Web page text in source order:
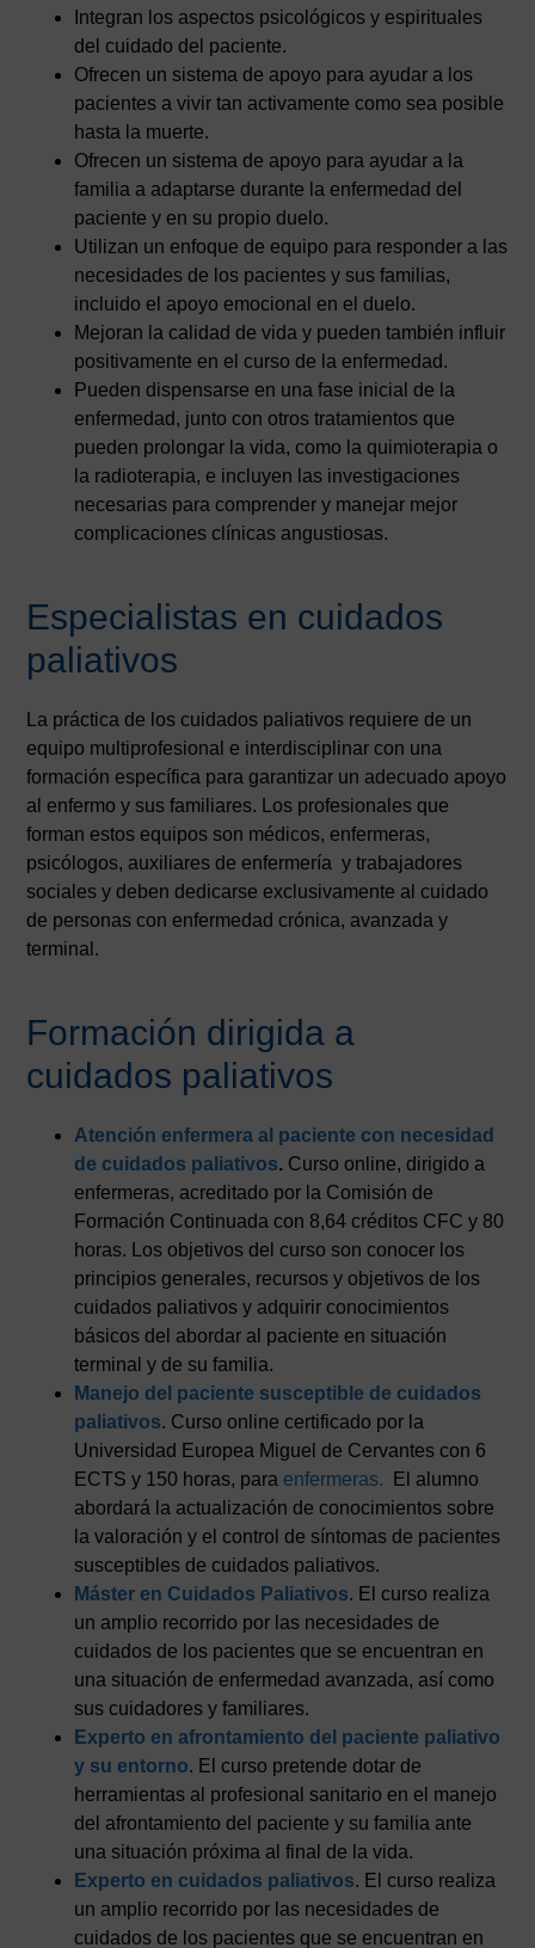
Integran los aspectos psicológicos y espirituales
del cuidado del paciente.
Ofrecen un sistema de apoyo para ayudar a los
pacientes a vivir tan activamente como sea posible
hasta la muerte.
Ofrecen un sistema de apoyo para ayudar a la
familia a adaptarse durante la enfermedad del
paciente y en su propio duelo.
Utilizan un enfoque de equipo para responder a las
necesidades de los pacientes y sus familias,
incluido el apoyo emocional en el duelo.
Mejoran la calidad de vida y pueden también influir
positivamente en el curso de la enfermedad.
Pueden dispensarse en una fase inicial de la
enfermedad, junto con otros tratamientos que
pueden prolongar la vida, como la quimioterapia o
la radioterapia, e incluyen las investigaciones
necesarias para comprender y manejar mejor
complicaciones clínicas angustiosas.
Especialistas en cuidados
paliativos
La práctica de los cuidados paliativos requiere de un
equipo multiprofesional e interdisciplinar con una
formación específica para garantizar un adecuado apoyo
al enfermo y sus familiares. Los profesionales que
forman estos equipos son médicos, enfermeras,
psicólogos, auxiliares de enfermería y trabajadores
sociales y deben dedicarse exclusivamente al cuidado
de personas con enfermedad crónica, avanzada y
terminal.
Formación dirigida a
cuidados paliativos
Atención enfermera al paciente con necesidad
de cuidados paliativos. Curso online, dirigido a
enfermeras, acreditado por la Comisión de
Formación Continuada con 8,64 créditos CFC y 80
horas. Los objetivos del curso son conocer los
principios generales, recursos y objetivos de los
cuidados paliativos y adquirir conocimientos
básicos del abordar al paciente en situación
terminal y de su familia.
Manejo del paciente susceptible de cuidados
paliativos. Curso online certificado por la
Universidad Europea Miguel de Cervantes con 6
ECTS y 150 horas, para enfermeras. El alumno
abordará la actualización de conocimientos sobre
la valoración y el control de síntomas de pacientes
susceptibles de cuidados paliativos.
Máster en Cuidados Paliativos. El curso realiza
un amplio recorrido por las necesidades de
cuidados de los pacientes que se encuentran en
una situación de enfermedad avanzada, así como
sus cuidadores y familiares.
Experto en afrontamiento del paciente paliativo
y su entorno. El curso pretende dotar de
herramientas al profesional sanitario en el manejo
del afrontamiento del paciente y su familia ante
una situación próxima al final de la vida.
Experto en cuidados paliativos. El curso realiza
un amplio recorrido por las necesidades de
cuidados de los pacientes que se encuentran en